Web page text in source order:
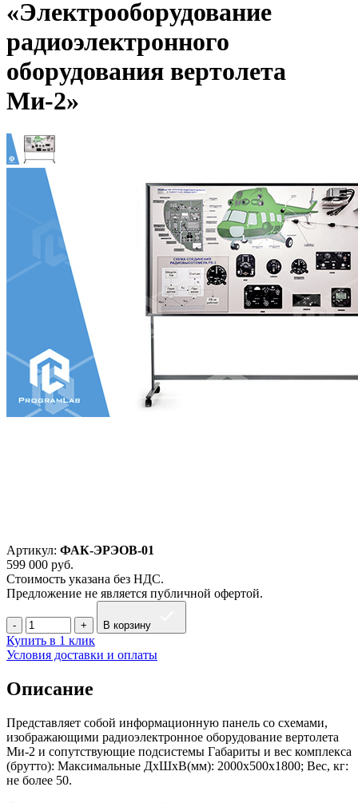
«Электрооборудование
радиоэлектронного
оборудования вертолета
Ми-2»
Артикул: ФАК-ЭРЭОВ-01
599 000 руб.
Стоимость указана без НДС.
Предложение не является публичной офертой.
В корзину
Купить в 1 клик
Условия доставки и оплаты
Описание
Представляет собой информационную панель со схемами,
изображающими радиоэлектронное оборудование вертолета
Ми-2 и сопутствующие подсистемы Габариты и вес комплекса
(брутто): Максимальные ДхШхВ(мм): 2000х500х1800; Вес, кг:
не более 50.